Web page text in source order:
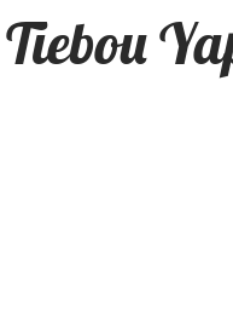
Tiebou